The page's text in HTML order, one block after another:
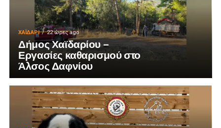
ΧΑΪΔΑΡΙ 22 ώρες ago
Δήμος Χαϊδαρίου –
Εργασίες καθαρισμού στο
Άλσος Δαφνίου